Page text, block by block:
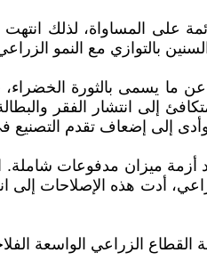
على المساواة، لذلك انتهت
بالتوازي مع النمو الزراعي
ما يسمى بالثورة الخضراء،
إلى انتشار الفقر
إلى إضعاف تقدم التصنيع
أزمة ميزان مدفوعات شاملة.
أدت هذه الإصلاحات إلى
الزراعي الواسعة